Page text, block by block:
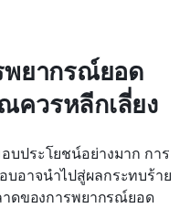
ยากรณ์ยอด
วรหลีกเลี่ยง
ประโยชน์อย่างมาก การ
อาจนำไปสู่ผลกระทบร้าย
ดของการพยากรณ์ยอด